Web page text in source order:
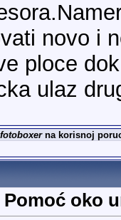
novo i
ploce
ulaz
fotoboxerna korisnoj
Pomoć oko